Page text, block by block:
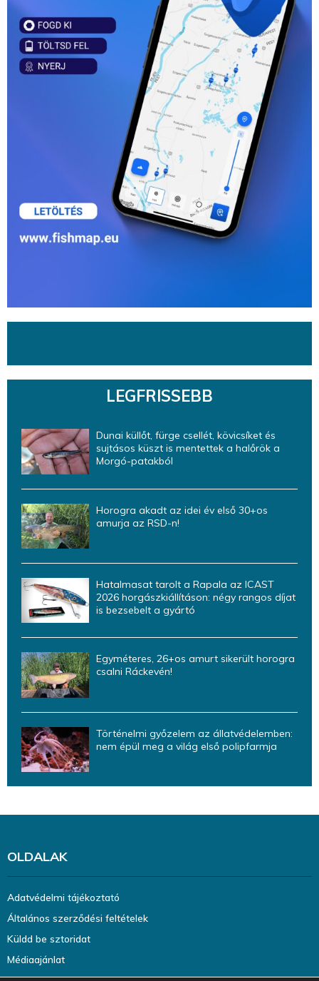
LEGFRISSEBB
Dunai küllőt, fürge csellét, kövicsíket és
sujtásos küszt is mentettek a halőrök a
Morgó-patakból
Horogra akadt az idei év első 30+os
amurja az RSD-n!
Hatalmasat tarolt a Rapala az ICAST
2026 horgászkiállításon: négy rangos díjat
is bezsebelt a gyártó
Egyméteres, 26+os amurt sikerült horogra
csalni Ráckevén!
Történelmi győzelem az állatvédelemben:
nem épül meg a világ első polipfarmja
OLDALAK
Adatvédelmi tájékoztató
Általános szerződési feltételek
Küldd be sztoridat
Médiaajánlat